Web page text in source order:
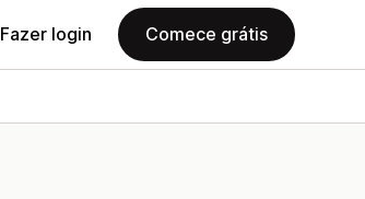
Fazer login Comece grátis